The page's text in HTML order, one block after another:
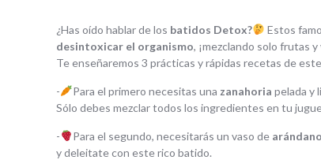
¿Has oído hablar de los batidos Detox? Estos
desintoxicar el organismo, ¡mezclando solo frutas
Te enseñaremos 3 prácticas y rápidas recetas de
- Para el primero necesitas una zanahoria pelada y
Sólo debes mezclar todos los ingredientes en tu
- Para el segundo, necesitarás un vaso de
y deleitate con este rico batido.